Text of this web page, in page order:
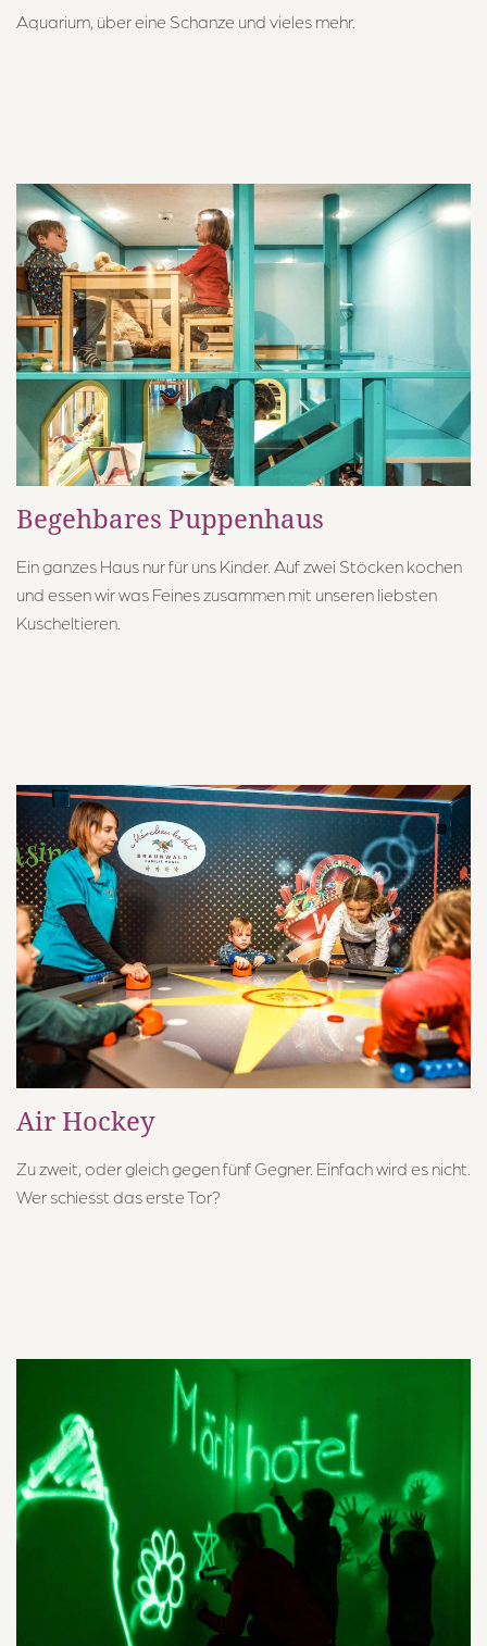
Aquarium, über eine Schanze und vieles mehr.
Begehbares Puppenhaus
Ein ganzes Haus nur für uns Kinder. Auf zwei Stöcken kochen
und essen wir was Feines zusammen mit unseren liebsten
Kuscheltieren.
Air Hockey
Zu zweit, oder gleich gegen fünf Gegner. Einfach wird es nicht.
Wer schiesst das erste Tor?